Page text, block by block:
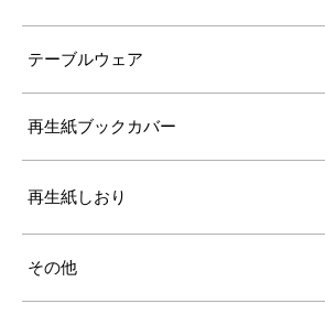
テーブルウェア
再生紙ブックカバー
再生紙しおり
その他